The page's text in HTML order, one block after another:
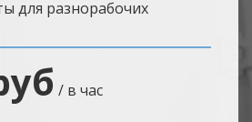
для разнорабочих
/ в час